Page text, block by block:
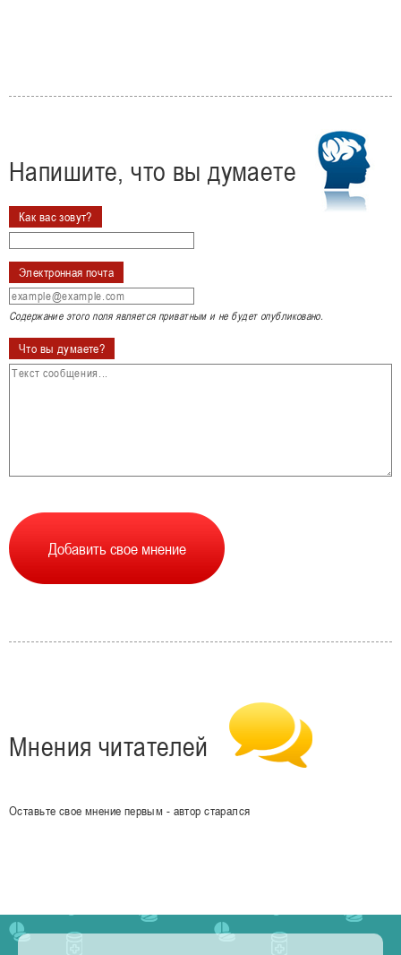
Напишите, что вы думаете
Как вас зовут?
Электронная почта
Содержание этого поля является приватным и не будет опубликовано.
Что вы думаете?
Мнения читателей
Оставьте свое мнение первым - автор старался